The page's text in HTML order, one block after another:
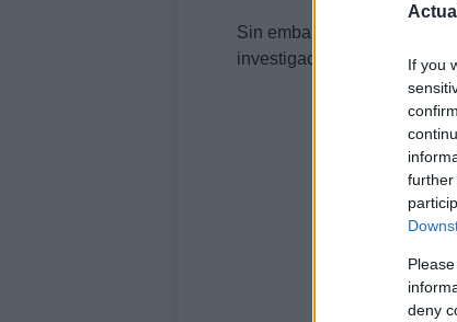
If you
further
deny
Sin embargo explica que el
investigaciones.